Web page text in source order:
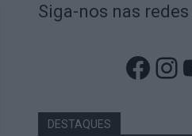
Siga-nos nas
DESTAQUES